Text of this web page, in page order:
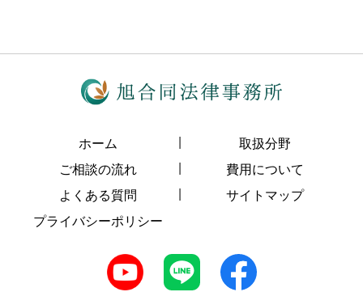
ホーム
取扱分野
ご相談の流れ
費用について
よくある質問
サイトマップ
プライバシーポリシー